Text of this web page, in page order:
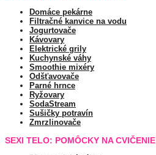
Domáce pekárne
Filtračné kanvice na vodu
Jogurtovače
Kávovary
Elektrické grily
Kuchynské váhy
Smoothie mixéry
Odšťavovače
Parné hrnce
Ryžovary
SodaStream
Sušičky potravín
Zmrzlinovače
SEXI TELO: POMÔCKY NA CVIČENIE